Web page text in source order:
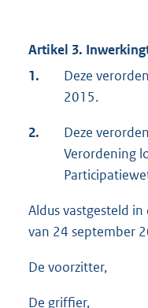
Artikel 3.
1.
Deze
2015.
2.
Deze
Verordening
Aldus vastgesteld
van 24 september
De voorzitter,
De griffier,